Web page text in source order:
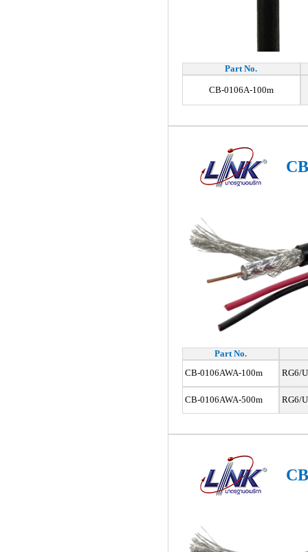
Part No.
CB-0106A-100m
Part No.
CB-0106AWA-100m
RG6/
CB-0106AWA-500m RG6/